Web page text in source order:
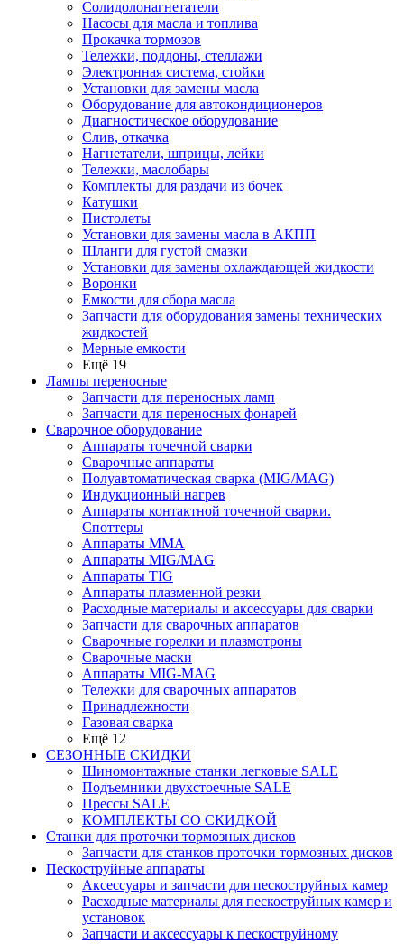
Солидолонагнетатели
Насосы для масла и топлива
Прокачка тормозов
Тележки, поддоны, стеллажи
Электронная система, стойки
Установки для замены масла
Оборудование для автокондиционеров
Диагностическое оборудование
Слив, откачка
Нагнетатели, шприцы, лейки
Тележки, маслобары
Комплекты для раздачи из бочек
Катушки
Пистолеты
Установки для замены масла в АКПП
Шланги для густой смазки
Установки для замены охлаждающей жидкости
Воронки
Емкости для сбора масла
Запчасти для оборудования замены технических
жидкостей
Мерные емкости
Ещё 19
Лампы переносные
Запчасти для переносных ламп
Запчасти для переносных фонарей
Сварочное оборудование
Аппараты точечной сварки
Сварочные аппараты
Полуавтоматическая сварка (MIG/MAG)
Индукционный нагрев
Аппараты контактной точечной сварки.
Споттеры
Аппараты MMA
Аппараты MIG/MAG
Аппараты TIG
Аппараты плазменной резки
Расходные материалы и аксессуары для сварки
Запчасти для сварочных аппаратов
Сварочные горелки и плазмотроны
Сварочные маски
Аппараты MIG-MAG
Тележки для сварочных аппаратов
Принадлежности
Газовая сварка
Ещё 12
СЕЗОННЫЕ СКИДКИ
Шиномонтажные станки легковые SALE
Подъемники двухстоечные SALE
Прессы SALE
КОМПЛЕКТЫ СО СКИДКОЙ
Станки для проточки тормозных дисков
Запчасти для станков проточки тормозных дисков
Пескоструйные аппараты
Аксессуары и запчасти для пескоструйных камер
Расходные материалы для пескоструйных камер и
установок
Запчасти и аксессуары к пескоструйному